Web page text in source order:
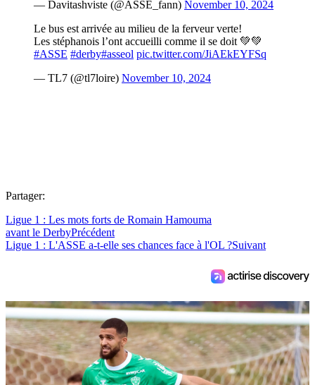
— Davitashviste (@ASSE_fann) November 10, 2024
Le bus est arrivée au milieu de la ferveur verte!
Les stéphanois l’ont accueilli comme il se doit 💚💚
#ASSE #derby#asseol pic.twitter.com/JiAEkEYFSq
— TL7 (@tl7loire) November 10, 2024
Partager:
Ligue 1 : Les mots forts de Romain Hamouma
avant le DerbyPrécédent
Ligue 1 : L'ASSE a-t-elle ses chances face à l'OL ?Suivant